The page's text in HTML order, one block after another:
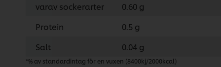
varav sockerarter
0.60 g
Protein
0.5 g
Salt
0.04 g
*% av standardintag för en vuxen (8400kj/2000kcal)